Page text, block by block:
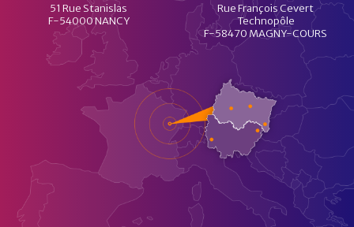
51 Rue Stanislas
F-54000 NANCY
Rue François Cevert
Technopôle
F-58470 MAGNY-COURS